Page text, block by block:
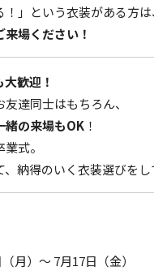
！」という衣装がある方は
場ください！
歓迎！
達同士はもちろん、
緒の来場もOK ！
式。
納得のいく衣装選びをし
月）～ 7月17日（金）